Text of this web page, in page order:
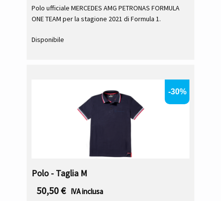
Polo ufficiale MERCEDES AMG PETRONAS FORMULA
ONE TEAM per la stagione 2021 di Formula 1.
Disponibile
-30%
Polo - Taglia M
50,50€ IVA inclusa